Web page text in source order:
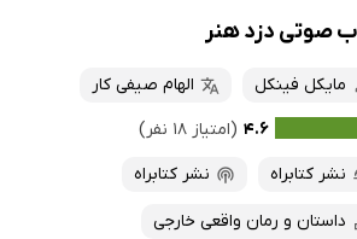
صوتی دزد هنر
مایکل فینکل
الهام صیفی کار
۴.۶ (امتیاز ۱۸ نفر)
نشر کتابراه
نشر کتابراه
داستان و رمان واقعی خارجی